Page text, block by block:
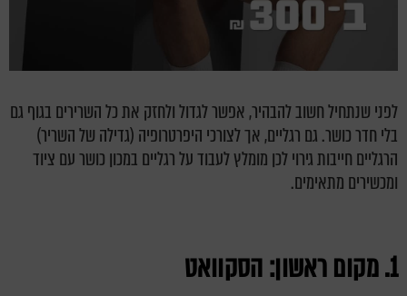
לפני שנתחיל חשוב להבהיר, אפשר לגדול ולחזק את כל השרירים בגוף גם
בלי חדר כושר. גם רגליים, אך לצורכי היפרטרופיה (גדילה של השריר)
הרגליים חייבות גירוי לכן מומלץ לעבוד על רגליים במכון כושר עם ציוד
ומכשירים מתאימים.
1. מקום ראשון: הסקוואט